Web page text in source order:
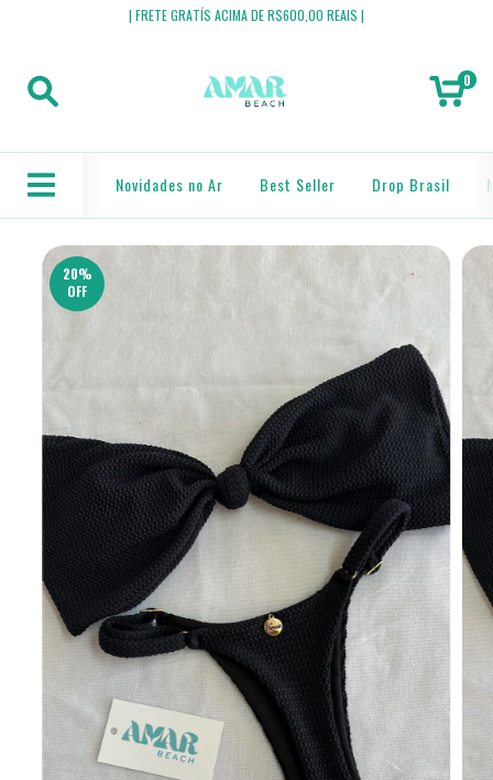
| FRETE GRATÍS ACIMA DE R$600,00 REAIS |
0
Novidades no Ar Best Seller Drop Brasil
20%
OFF